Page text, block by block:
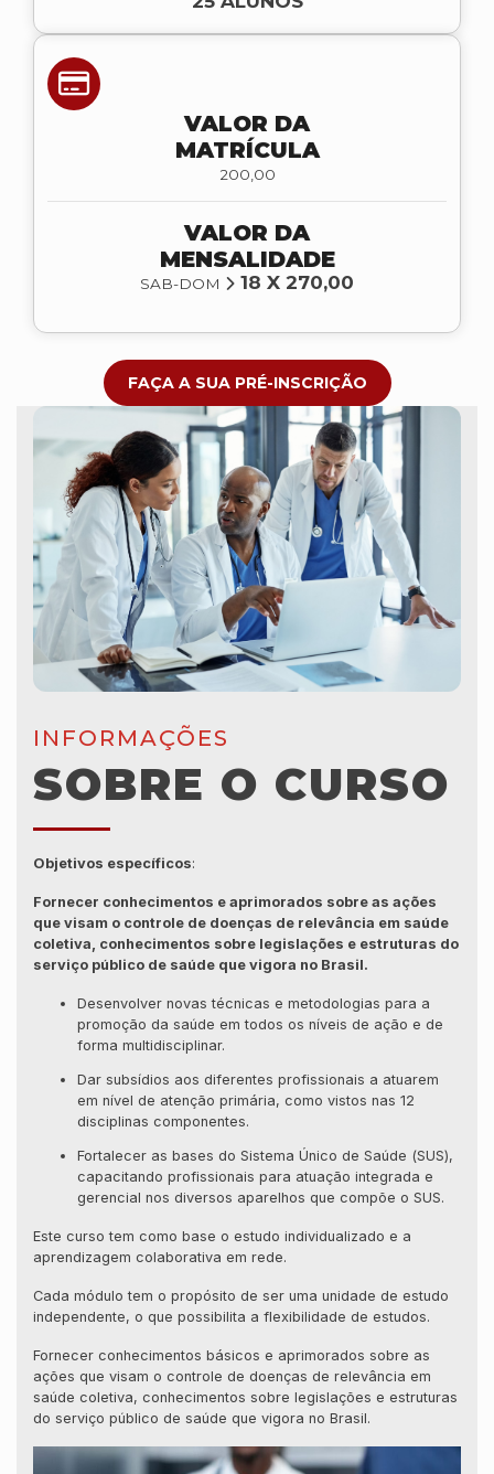
VALOR DA
MATRÍCULA
200,00
VALOR DA
MENSALIDADE
SAB-DOM 18 X 270,00
FAÇA A SUA PRÉ-INSCRIÇÃO
INFORMAÇÕES
SOBRE O CURSO
Objetivos específicos:
Fornecer conhecimentos e aprimorados sobre as ações
que visam o controle de doenças de relevância em saúde
coletiva, conhecimentos sobre legislações e estruturas do
serviço público de saúde que vigora no Brasil.
Desenvolver novas técnicas e metodologias para a
promoção da saúde em todos os níveis de ação e de
forma multidisciplinar.
Dar subsídios aos diferentes profissionais a atuarem
em nível de atenção primária, como vistos nas 12
disciplinas componentes.
Fortalecer as bases do Sistema Único de Saúde (SUS),
capacitando profissionais para atuação integrada e
gerencial nos diversos aparelhos que compõe o SUS.
Este curso tem como base o estudo individualizado e a
aprendizagem colaborativa em rede.
Cada módulo tem o propósito de ser uma unidade de estudo
independente, o que possibilita a flexibilidade de estudos.
Fornecer conhecimentos básicos e aprimorados sobre as
ações que visam o controle de doenças de relevância em
saúde coletiva, conhecimentos sobre legislações e estruturas
do serviço público de saúde que vigora no Brasil.